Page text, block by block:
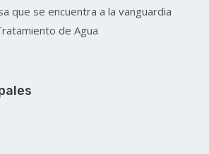
que se encuentra a la vanguardia
de Agua